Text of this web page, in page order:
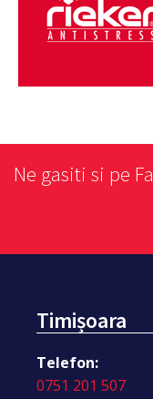
Ne gasiti si pe
Timișoara
Telefon:
0751 201 507